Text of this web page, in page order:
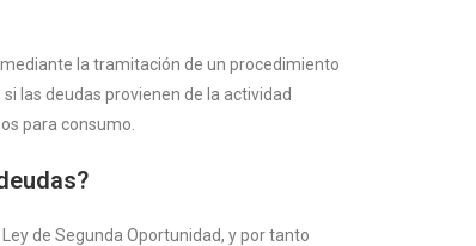
la tramitación de un procedimiento
las deudas provienen de la actividad
para consumo.
de Segunda Oportunidad, y por tanto